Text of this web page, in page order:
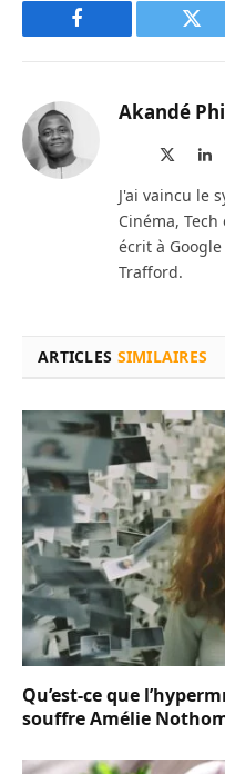
Facebook
Akandé
J'ai vaincu le
Cinéma,
écrit à
Trafford.
ARTICLES SIMILAIRES
Qu’est-ce que
souffre Amélie